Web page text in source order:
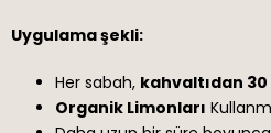
Uygulama şekli:
Her sabah, kahvaltıdan
Organik Limonları